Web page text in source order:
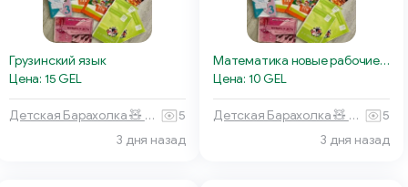
Грузинский язык
Цена: 15 GEL
Детская Барахолка 🧸 Батуми
5
3 дня назад
Математика новые рабочие тетради 1 и 2 ч
Цена: 10 GEL
Детская Барахолка 🧸 Батуми
5
3 дня назад